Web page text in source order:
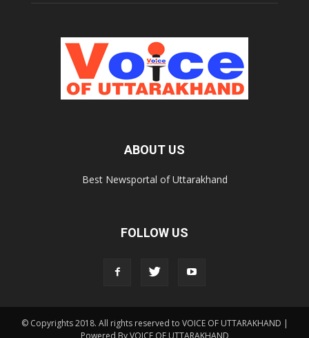
ABOUT US
Best Newsportal of Uttarakhand
FOLLOW US
© Copyrights 2018. All rights reserved to VOICE OF UTTARAKHAND |
Powered By VOICE OF UTTARAKHAND